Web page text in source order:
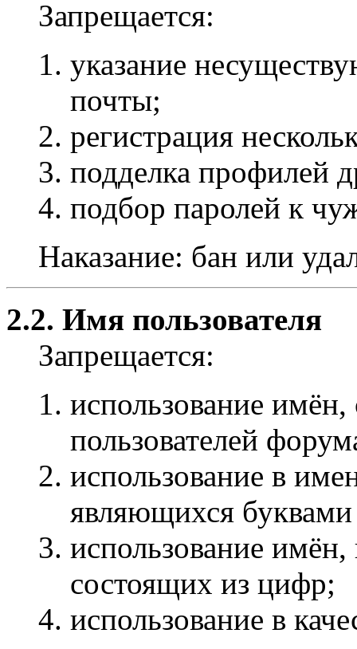
Запрещается:
указание
почты;
регистрация
подделка профилей
подбор паролей к
Наказание: бан или
2.2. Имя пользователя
Запрещается:
использование
пользователей
использование в
являющихся
использование
состоящих из цифр;
использование в